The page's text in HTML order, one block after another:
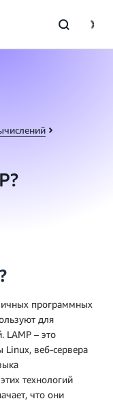
программных
для
LAMP – это
Linux, веб-сервера
технологий
что они